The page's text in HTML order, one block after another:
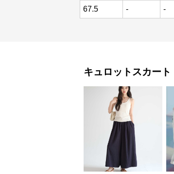
67.5 - -
キュロットスカート